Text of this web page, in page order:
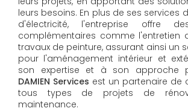
leurs besoins. En plus de ses services
d'électricité, l'entreprise offre
complémentaires comme l'entretien
travaux de peinture, assurant ainsi un
pour l'aménagement intérieur et
son expertise et à son approche
DAMIEN Services​​​​​​​ est un partenaire de
tous types de projets de
maintenance.